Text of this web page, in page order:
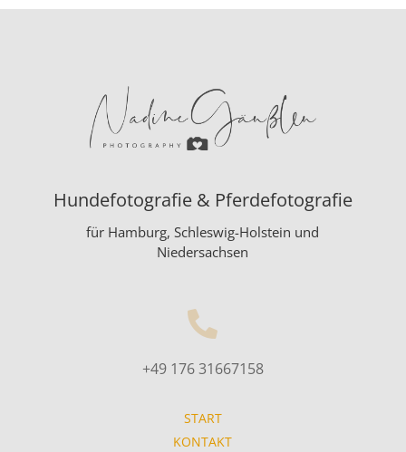
:
Hundefotografie & Pferdefotografie
für Hamburg, Schleswig-Holstein und
Niedersachsen

+49 176 31667158
START
KONTAKT